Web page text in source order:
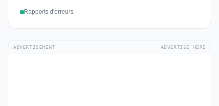
Rapports d'erreurs
ADVERTISEMENT ADVERTISE HERE